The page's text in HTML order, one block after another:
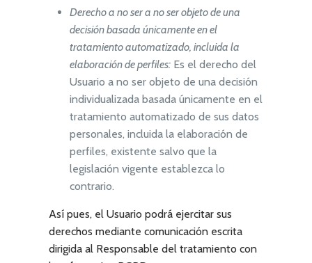
Derecho a no ser a no ser objeto de una
decisión basada únicamente en el
tratamiento automatizado, incluida la
elaboración de perfiles:Es el derecho del
Usuario a no ser objeto de una decisión
individualizada basada únicamente en el
tratamiento automatizado de sus datos
personales, incluida la elaboración de
perfiles, existente salvo que la
legislación vigente establezca lo
contrario.
Así pues, el Usuario podrá ejercitar sus
derechos mediante comunicación escrita
dirigida al Responsable del tratamiento con